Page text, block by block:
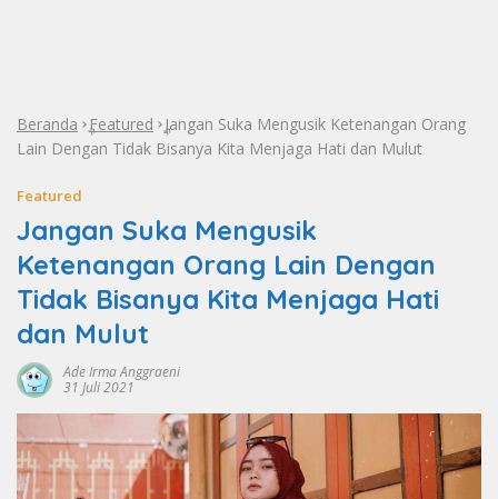
Beranda »Featured »Jangan Suka Mengusik Ketenangan Orang
Lain Dengan Tidak Bisanya Kita Menjaga Hati dan Mulut
Featured
Jangan Suka Mengusik
Ketenangan Orang Lain Dengan
Tidak Bisanya Kita Menjaga Hati
dan Mulut
Ade Irma Anggraeni
31 Juli 2021